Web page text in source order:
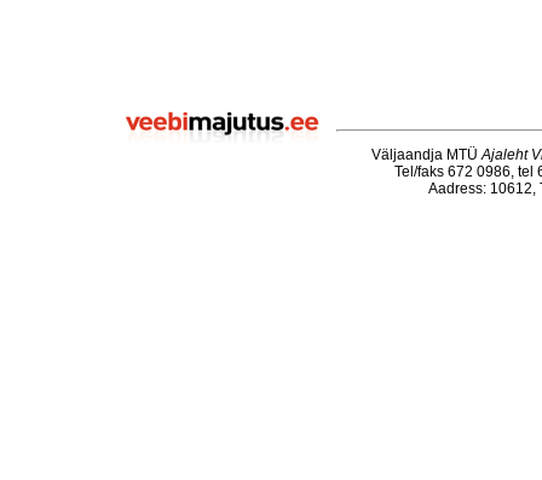
Väljaandja MTÜAjaleht
Tel/faks 672 0986, tel
Aadress: 10612,